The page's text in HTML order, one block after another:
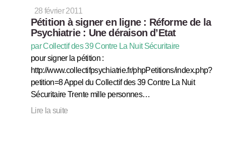
28 février 2011
Pétition à signer en ligne : Réforme de la
Psychiatrie : Une déraison d’Etat
par Collectif des 39 Contre La Nuit Sécuritaire
pour signer la pétition :
http://www.collectifpsychiatrie.fr/phpPetitions/index.php?
petition=8 Appel du Collectif des 39 Contre La Nuit
Sécuritaire Trente mille personnes…
Lire la suite